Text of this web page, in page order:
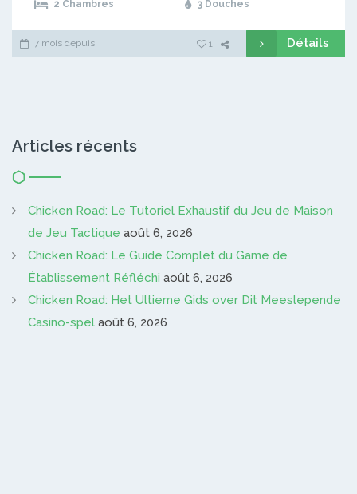
2 Chambres 3 Douches
7 mois depuis 1 Détails
Articles récents
Chicken Road: Le Tutoriel Exhaustif du Jeu de Maison
de Jeu Tactique août 6, 2026
Chicken Road: Le Guide Complet du Game de
Établissement Réfléchi août 6, 2026
Chicken Road: Het Ultieme Gids over Dit Meeslepende
Casino-spel août 6, 2026